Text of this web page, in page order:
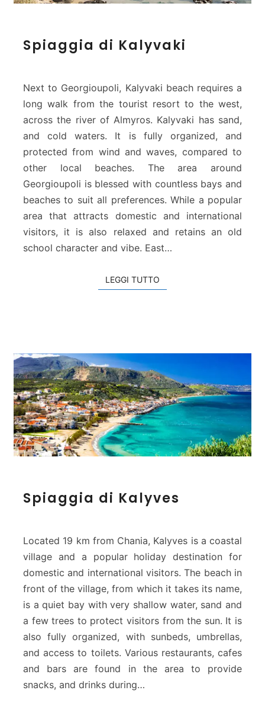
p
g
g
i
a
d
i
l
y
v
a
i
Spiaggia di Kalyvaki
Next to Georgioupoli, Kalyvaki beach requires a
long walk from the tourist resort to the west,
across the river of Almyros. Kalyvaki has sand,
and cold waters. It is fully organized, and
protected from wind and waves, compared to
other local beaches. The area around
Georgioupoli is blessed with countless bays and
beaches to suit all preferences. While a popular
area that attracts domestic and international
visitors, it is also relaxed and retains an old
school character and vibe. East…
LEGGI TUTTO
p
g
g
a
d
i
K
l
y
v
e
Spiaggia di Kalyves
Located 19 km from Chania, Kalyves is a coastal
village and a popular holiday destination for
domestic and international visitors. The beach in
front of the village, from which it takes its name,
is a quiet bay with very shallow water, sand and
a few trees to protect visitors from the sun. It is
also fully organized, with sunbeds, umbrellas,
and access to toilets. Various restaurants, cafes
and bars are found in the area to provide
snacks, and drinks during…